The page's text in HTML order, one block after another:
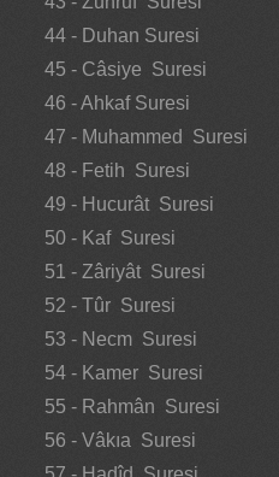
44 - Duhan Suresi
45 - Câsiye Suresi
46 - Ahkaf Suresi
47 - Muhammed Suresi
48 - Fetih Suresi
49 - Hucurât Suresi
50 - Kaf Suresi
51 - Zâriyât Suresi
52 - Tûr Suresi
53 - Necm Suresi
54 - Kamer Suresi
55 - Rahmân Suresi
56 - Vâkıa Suresi